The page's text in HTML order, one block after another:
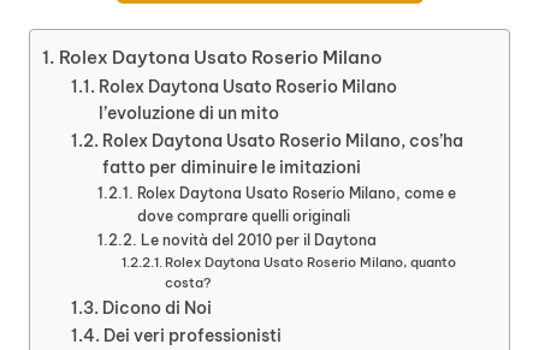
Rolex Daytona Usato Roserio Milano
Rolex Daytona Usato Roserio Milano
l’evoluzione di un mito
Rolex Daytona Usato Roserio Milano, cos’ha
fatto per diminuire le imitazioni
Rolex Daytona Usato Roserio Milano, come e
dove comprare quelli originali
Le novità del 2010 per il Daytona
Rolex Daytona Usato Roserio Milano, quanto
costa?
Dicono di Noi
Dei veri professionisti